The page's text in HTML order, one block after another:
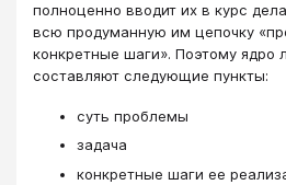
полноценно вводит их в курс
всю продуманную им цепочку
конкретные шаги». Поэтому ядро
составляют следующие пункты:
суть проблемы
задача
конкретные шаги ее